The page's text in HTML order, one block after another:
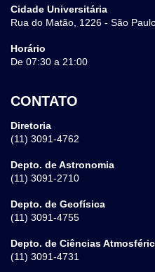
Cidade Universitária
Rua do Matão, 1226 - São
Horário
De 07:30 a 21:00
CONTATO
Diretoria
(11) 3091-4762
Depto. de Astronomia
(11) 3091-2710
Depto. de Geofísica
(11) 3091-4755
Depto. de Ciências
(11) 3091-4731